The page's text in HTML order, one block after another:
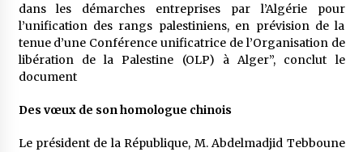
dans les démarches entreprises par l’Algérie pour
l’unification des rangs palestiniens, en prévision de la
tenue d’une Conférence unificatrice de l’Organisation de
libération de la Palestine (OLP) à Alger”, conclut le
document
Des vœux de son homologue chinois
Le président de la République, M. Abdelmadjid Tebboune